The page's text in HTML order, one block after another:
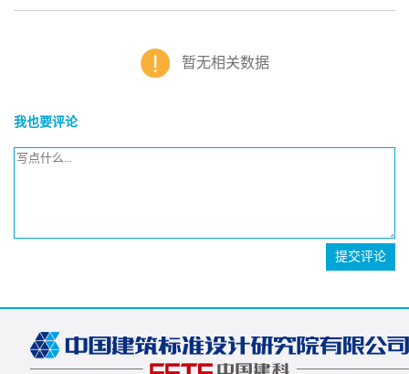
暂无相关数据
我也要评论
提交评论